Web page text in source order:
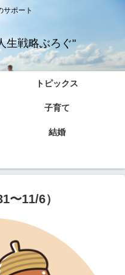
サポート
生戦略ぶろぐ"
トピックス
子育て
結婚
11/6）